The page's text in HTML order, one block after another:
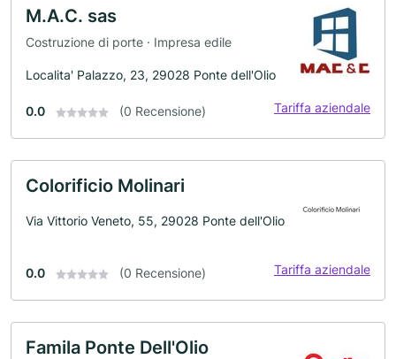
M.A.C. sas
Costruzione di porte · Impresa edile
Localita' Palazzo, 23, 29028 Ponte dell'Olio
0.0 (0 Recensione) Tariffa aziendale
Colorificio Molinari
Via Vittorio Veneto, 55, 29028 Ponte dell'Olio
0.0 (0 Recensione) Tariffa aziendale
Famila Ponte Dell'Olio